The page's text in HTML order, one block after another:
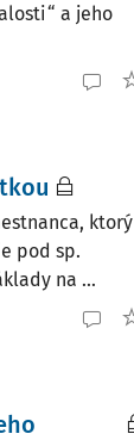
a jeho
ktorý
pod sp.
na ...